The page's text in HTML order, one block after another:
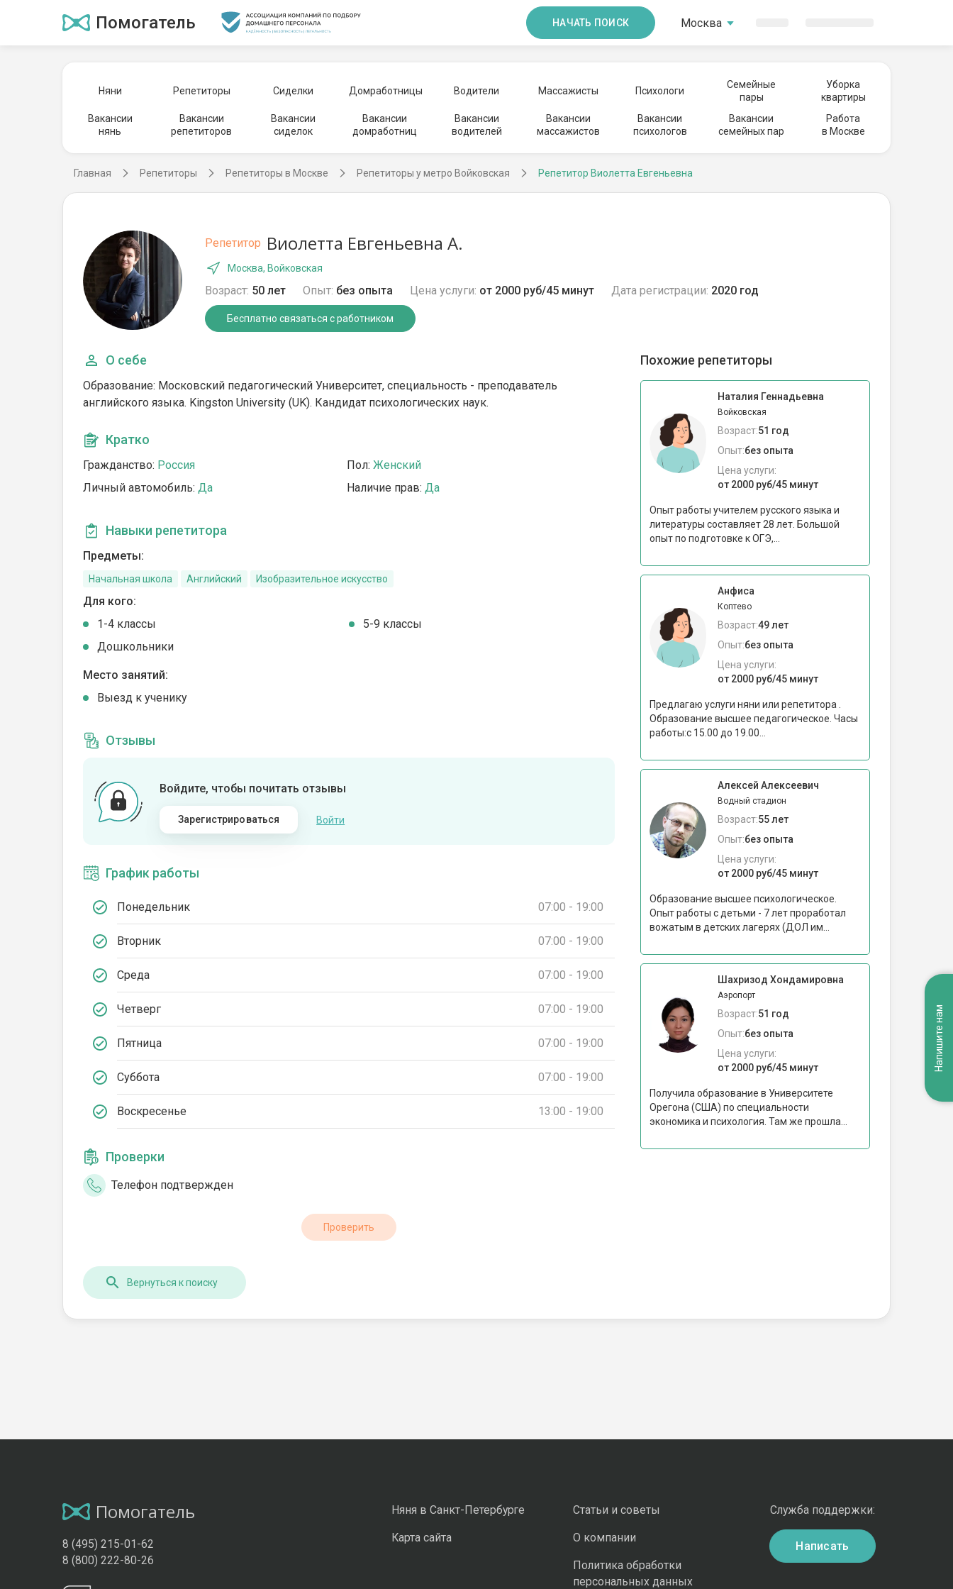
Помогатель НАЧАТЬ ПОИСК Москва
Няни Репетиторы Сиделки Домработницы Водители Массажисты Психологи
Семейные
пары
Уборка
квартиры
Вакансии
нянь
Вакансии
репетиторов
Вакансии
сиделок
Вакансии
домработниц
Вакансии
водителей
Вакансии
массажистов
Вакансии
психологов
Вакансии
семейных пар
Работа
в Москве
Главная Репетиторы Репетиторы в Москве Репетиторы у метро Войковская Репетитор Виолетта Евгеньевна
Репетитор Виолетта Евгеньевна А.
Москва, Войковская
Возраст: 50 лет Опыт: без опыта Цена услуги: от 2000 руб/45 минут Дата регистрации: 2020 год
Бесплатно связаться с работником
О себе
Образование: Московский педагогический Университет, специальность - преподаватель
английского языка. Kingston University (UK). Кандидат психологических наук.
Кратко
Гражданство: Россия Пол: Женский
Личный автомобиль: Да Наличие прав: Да
Навыки репетитора
Предметы:
Начальная школа Английский Изобразительное искусство
Для кого:
1-4 классы
5-9 классы
Дошкольники
Место занятий:
Выезд к ученику
Отзывы
Войдите, чтобы почитать отзывы
Зарегистрироваться Войти
График работы
Понедельник 07:00 - 19:00
Вторник 07:00 - 19:00
Среда 07:00 - 19:00
Четверг 07:00 - 19:00
Пятница 07:00 - 19:00
Суббота 07:00 - 19:00
Воскресенье 13:00 - 19:00
Проверки
Телефон подтвержден
Проверить
Похожие репетиторы
Наталия Геннадьевна
Войковская
Возраст:51 год
Опыт:без опыта
Цена услуги:
от 2000 руб/45 минут
Опыт работы учителем русского языка и
литературы составляет 28 лет. Большой
опыт по подготовке к ОГЭ,...
Анфиса
Коптево
Возраст:49 лет
Опыт:без опыта
Цена услуги:
от 2000 руб/45 минут
Предлагаю услуги няни или репетитора .
Образование высшее педагогическое. Часы
работы:с 15.00 до 19.00...
Алексей Алексеевич
Водный стадион
Возраст:55 лет
Опыт:без опыта
Цена услуги:
от 2000 руб/45 минут
Образование высшее психологическое.
Опыт работы с детьми - 7 лет проработал
вожатым в детских лагерях (ДОЛ им...
Шахризод Хондамировна
Аэропорт
Возраст:51 год
Опыт:без опыта
Цена услуги:
от 2000 руб/45 минут
Получила образование в Университете
Орегона (США) по специальности
экономика и психология. Там же прошла...
Вернуться к поиску
Помогатель
8 (495) 215-01-62
8 (800) 222-80-26
Няня в Санкт-Петербурге
Карта сайта
Статьи и советы
О компании
Политика обработки
персональных данных
Служба поддержки:
Написать
Напишите нам